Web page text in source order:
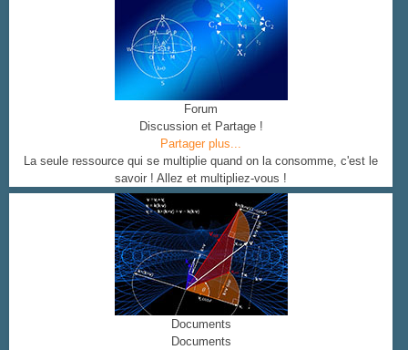
Forum
Discussion et Partage !
Partager plus...
La seule ressource qui se multiplie quand on la consomme, c'est le
savoir ! Allez et multipliez-vous !
Documents
Documents